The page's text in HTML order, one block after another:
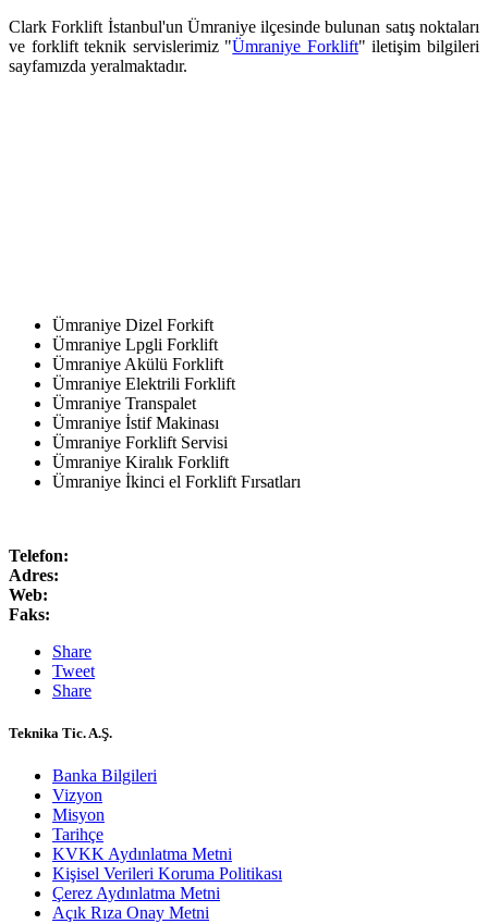
Clark Forklift İstanbul'un Ümraniye ilçesinde bulunan satış noktaları
ve forklift teknik servislerimiz "Ümraniye Forklift" iletişim bilgileri
sayfamızda yeralmaktadır.
Ümraniye Dizel Forkift
Ümraniye Lpgli Forklift
Ümraniye Akülü Forklift
Ümraniye Elektrili Forklift
Ümraniye Transpalet
Ümraniye İstif Makinası
Ümraniye Forklift Servisi
Ümraniye Kiralık Forklift
Ümraniye İkinci el Forklift Fırsatları
Telefon:
Adres:
Web:
Faks:
Share
Tweet
Share
Teknika Tic. A.Ş.
Banka Bilgileri
Vizyon
Misyon
Tarihçe
KVKK Aydınlatma Metni
Kişisel Verileri Koruma Politikası
Çerez Aydınlatma Metni
Açık Rıza Onay Metni